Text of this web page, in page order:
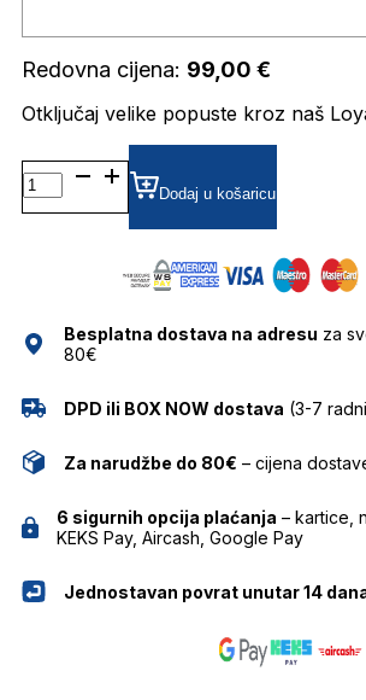
Redovna cijena: 99,00 €
Otključaj velike popuste kroz naš
GH-
D103-
4 DIOPTRIJSKI
GHETALDUS
Dodaj u košaricu
Besplatna dostava na adresu za
80€
DPD ili BOX NOW dostava (3-7
Za narudžbe do 80€ – cijena
6 sigurnih opcija plaćanja – kartice,
KEKS Pay, Aircash, Google Pay
Jednostavan povrat unutar 14